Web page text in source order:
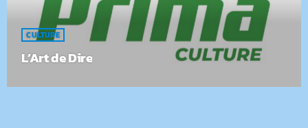
CULTURE
L’Art de Dire